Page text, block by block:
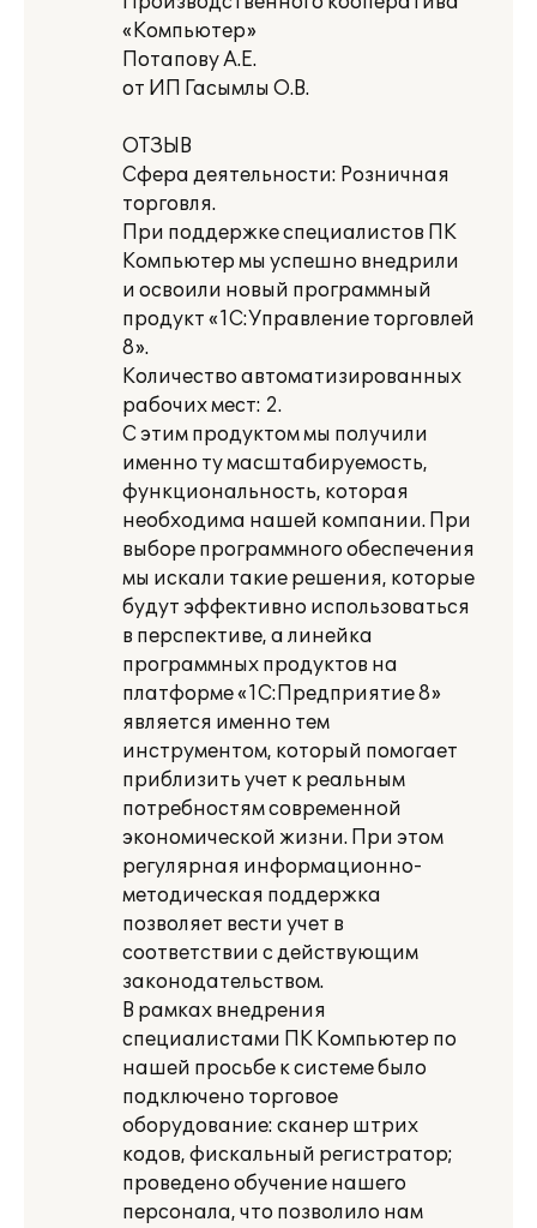
«Компьютер»
Потапову А.Е.
от ИП Гасымлы О.В.
ОТЗЫВ
Сфера деятельности: Розничная
торговля.
При поддержке специалистов ПК
Компьютер мы успешно внедрили
и освоили новый программный
продукт «1С:Управление торговлей
8».
Количество автоматизированных
рабочих мест: 2.
С этим продуктом мы получили
именно ту масштабируемость,
функциональность, которая
необходима нашей компании. При
выборе программного обеспечения
мы искали такие решения, которые
будут эффективно использоваться
в перспективе, а линейка
программных продуктов на
платформе «1С:Предприятие 8»
является именно тем
инструментом, который помогает
приблизить учет к реальным
потребностям современной
экономической жизни. При этом
регулярная информационно-
методическая поддержка
позволяет вести учет в
соответствии с действующим
законодательством.
В рамках внедрения
специалистами ПК Компьютер по
нашей просьбе к системе было
подключено торговое
оборудование: сканер штрих
кодов, фискальный регистратор;
проведено обучение нашего
персонала, что позволило нам